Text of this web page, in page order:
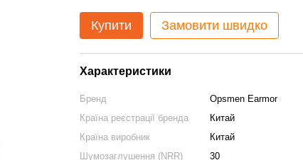
Купити Замовити швидко
Характеристики
Бренд
Opsmen Earmor
Країна реєстрації бренда
Китай
Країна виробник
Китай
Шумозаглушення (NRR)
30